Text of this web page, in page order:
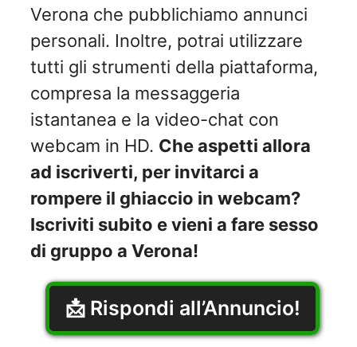
Verona che pubblichiamo annunci
personali. Inoltre, potrai utilizzare
tutti gli strumenti della piattaforma,
compresa la messaggeria
istantanea e la video-chat con
webcam in HD. Che aspetti allora
ad iscriverti, per invitarci a
rompere il ghiaccio in webcam?
Iscriviti subito e vieni a fare sesso
di gruppo a Verona!
📩 Rispondi all’Annuncio!